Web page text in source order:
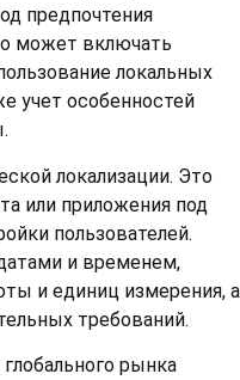
предпочтения
может включать
локальных
учет особенностей
локализации. Это
или приложения под
пользователей.
и временем,
и единиц измерения, а
требований.
рынка